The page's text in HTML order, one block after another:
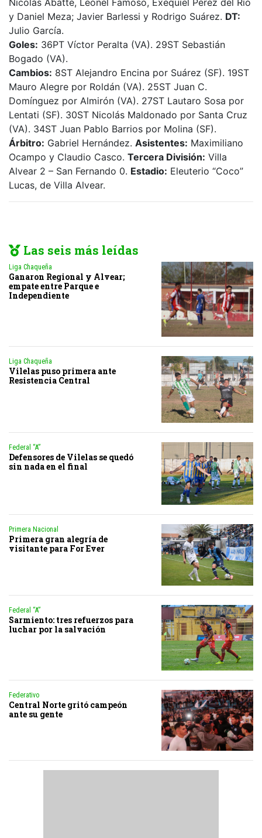
Nicolás Abatte, Leonel Famoso, Exequiel Pérez del Río
y Daniel Meza; Javier Barlessi y Rodrigo Suárez. DT:
Julio García.
Goles: 36PT Víctor Peralta (VA). 29ST Sebastián
Bogado (VA).
Cambios: 8ST Alejandro Encina por Suárez (SF). 19ST
Mauro Alegre por Roldán (VA). 25ST Juan C.
Domínguez por Almirón (VA). 27ST Lautaro Sosa por
Lentati (SF). 30ST Nicolás Maldonado por Santa Cruz
(VA). 34ST Juan Pablo Barrios por Molina (SF).
Árbitro: Gabriel Hernández. Asistentes: Maximiliano
Ocampo y Claudio Casco. Tercera División: Villa
Alvear 2 – San Fernando 0. Estadio: Eleuterio “Coco”
Lucas, de Villa Alvear.
Las seis más leídas
Liga Chaqueña
Ganaron Regional y Alvear;
empate entre Parque e
Independiente
Liga Chaqueña
Vilelas puso primera ante
Resistencia Central
Federal “A”
Defensores de Vilelas se quedó
sin nada en el final
Primera Nacional
Primera gran alegría de
visitante para For Ever
Federal “A”
Sarmiento: tres refuerzos para
luchar por la salvación
Federativo
Central Norte gritó campeón
ante su gente